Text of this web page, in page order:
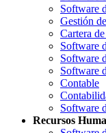
Software
Gestión
Cartera
Software
Software
Software
Contable
Software
Recursos